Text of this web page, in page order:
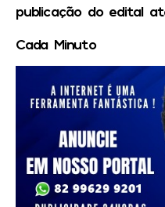
publicação do edital
Cada Minuto